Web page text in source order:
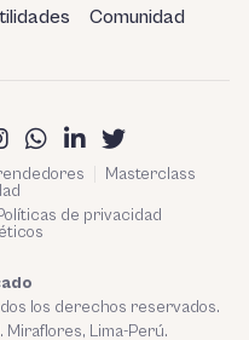
Comunidad
Masterclass
de privacidad
los derechos reservados.
Miraflores, Lima-Perú.